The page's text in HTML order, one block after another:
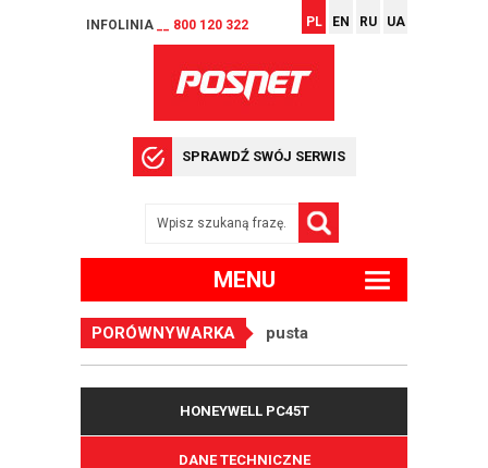
INFOLINIA __ 800 120 322 PL EN RU UA
SPRAWDŹ SWÓJ SERWIS
MENU
PORÓWNYWARKA pusta
HONEYWELL PC45T
DANE TECHNICZNE